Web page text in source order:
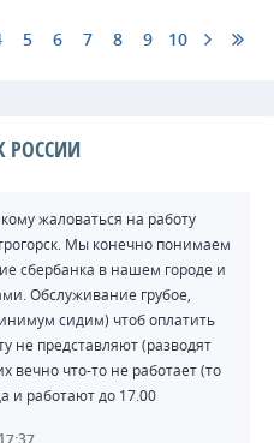
5 6 7 8 9 10
РОССИИ
жаловаться на работу
Мы конечно понимаем
сбербанка в нашем городе и
Обслуживание грубое,
сидим) чтоб оплатить
не представляют (разводят
вечно что-то не работает (то
и работают до 17.00